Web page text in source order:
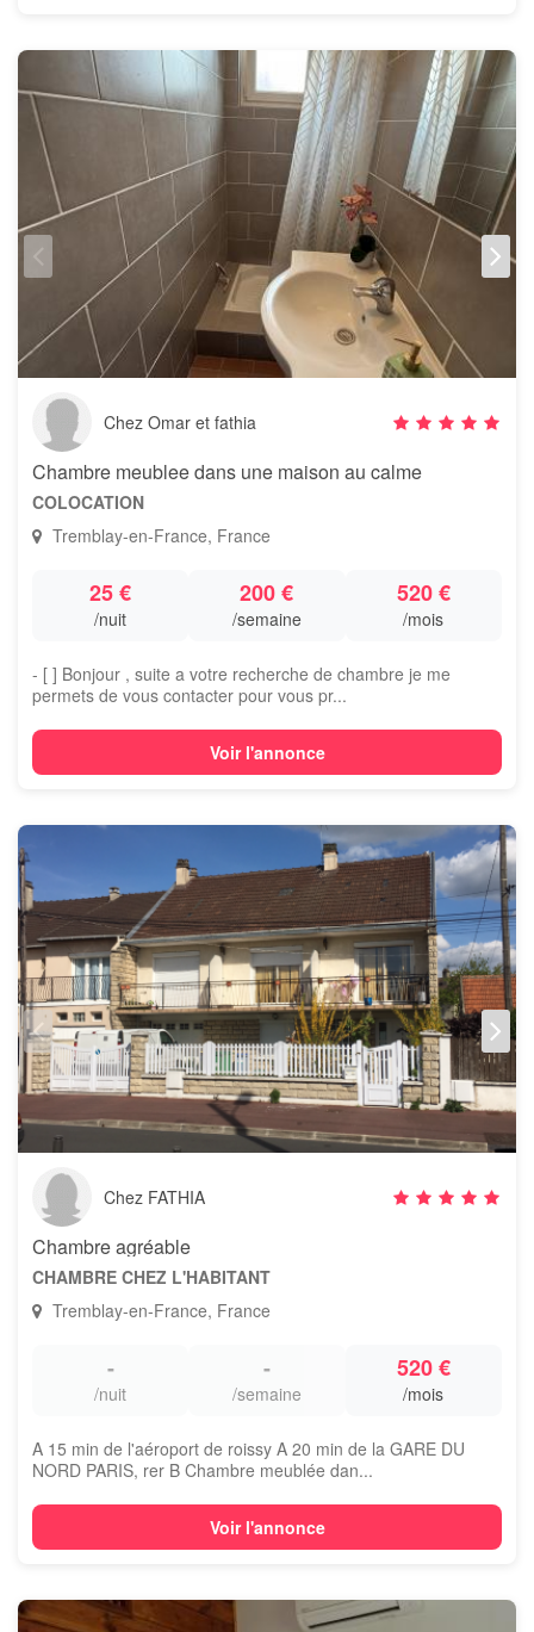
Chez Omar et fathia
Chambre meublee dans une maison au calme
COLOCATION
Tremblay-en-France, France
25 €
/nuit
200 €
/semaine
520 €
/mois
- [ ] Bonjour , suite a votre recherche de chambre je me
permets de vous contacter pour vous pr...
Voir l'annonce
Chez FATHIA
Chambre agréable
CHAMBRE CHEZ L'HABITANT
Tremblay-en-France, France
-
/nuit
-
/semaine
520 €
/mois
A 15 min de l'aéroport de roissy A 20 min de la GARE DU
NORD PARIS, rer B Chambre meublée dan...
Voir l'annonce